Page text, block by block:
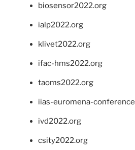
biosensor2022.org
ialp2022.org
klivet2022.org
ifac-hms2022.org
taoms2022.org
iias-euromena-
ivd2022.org
csity2022.org